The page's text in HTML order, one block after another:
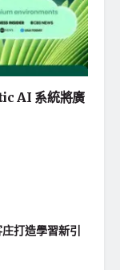
AI 系統將廣
打造學習新引